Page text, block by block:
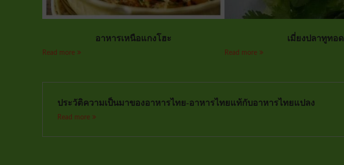
อาหารเหนือแกงโฮะ
Read more
เมี่ยงปลาทูทอด
Read more
ประวัติความเป็นมาของอาหารไทย-อาหารไทยแท้กับอาหารไทยแปลง
Read more